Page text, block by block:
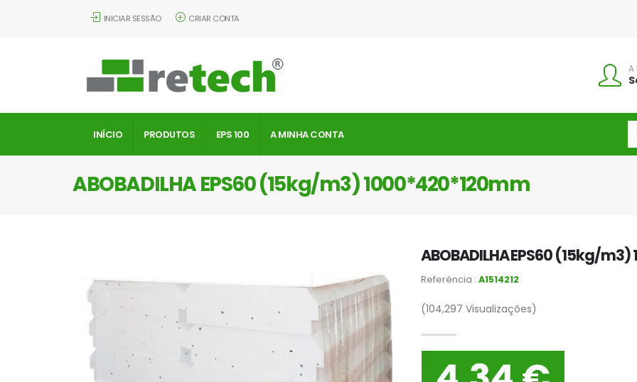
INICIAR SESSÃO CRIAR CONTA
A
INÍCIO PRODUTOS EPS 100 A MINHA CONTA
ABOBADILHA EPS60 (15kg/m3) 1000*420*120mm
ABOBADILHA EPS60 (15kg/
Referência : A1514212
(104,297 Visualizações)